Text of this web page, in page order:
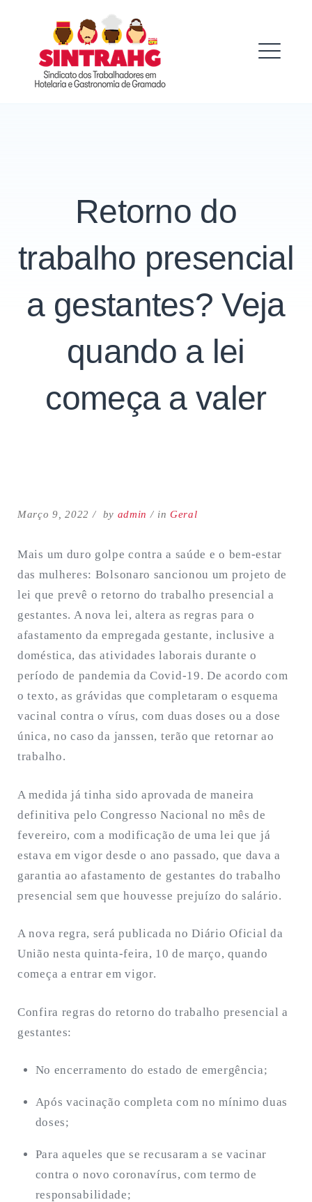
SINTRAHG
Retorno do
trabalho presencial
a gestantes? Veja
quando a lei
começa a valer
Março 9, 2022 by admin in Geral
Mais um duro golpe contra a saúde e o bem-estar
das mulheres: Bolsonaro sancionou um projeto de
lei que prevê o retorno do trabalho presencial a
gestantes. A nova lei, altera as regras para o
afastamento da empregada gestante, inclusive a
doméstica, das atividades laborais durante o
período de pandemia da Covid-19. De acordo com
o texto, as grávidas que completaram o esquema
vacinal contra o vírus, com duas doses ou a dose
única, no caso da janssen, terão que retornar ao
trabalho.
A medida já tinha sido aprovada de maneira
definitiva pelo Congresso Nacional no mês de
fevereiro, com a modificação de uma lei que já
estava em vigor desde o ano passado, que dava a
garantia ao afastamento de gestantes do trabalho
presencial sem que houvesse prejuízo do salário.
A nova regra, será publicada no Diário Oficial da
União nesta quinta-feira, 10 de março, quando
começa a entrar em vigor.
Confira regras do retorno do trabalho presencial a
gestantes:
No encerramento do estado de emergência;
Após vacinação completa com no mínimo duas
doses;
Para aqueles que se recusaram a se vacinar
contra o novo coronavírus, com termo de
responsabilidade;